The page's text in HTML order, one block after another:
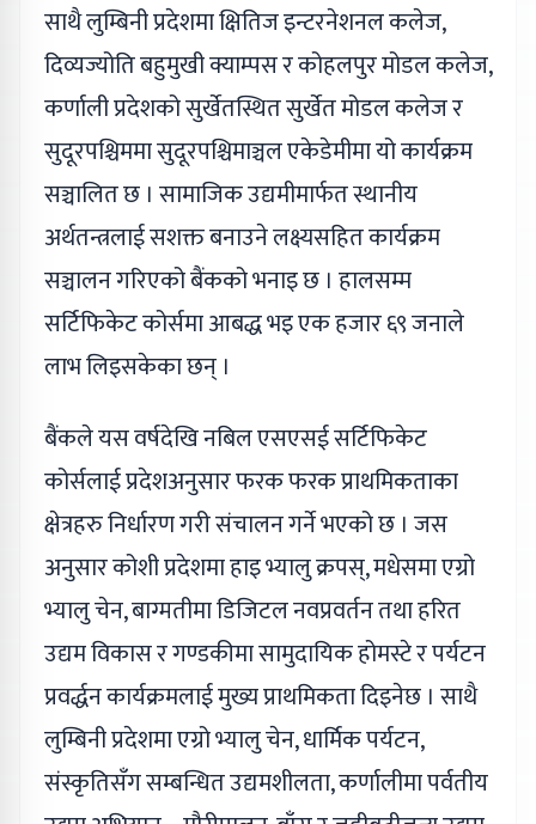
साथै लुम्बिनी प्रदेशमा क्षितिज इन्टरनेशनल कलेज,
दिव्यज्योति बहुमुखी क्याम्पस र कोहलपुर मोडल कलेज,
कर्णाली प्रदेशको सुर्खेतस्थित सुर्खेत मोडल कलेज र
सुदूरपश्चिममा सुदूरपश्चिमाञ्चल एकेडेमीमा यो कार्यक्रम
सञ्चालित छ । सामाजिक उद्यमीमार्फत स्थानीय
अर्थतन्त्रलाई सशक्त बनाउने लक्ष्यसहित कार्यक्रम
सञ्चालन गरिएको बैंकको भनाइ छ । हालसम्म
सर्टिफिकेट कोर्समा आबद्ध भइ एक हजार ६९ जनाले
लाभ लिइसकेका छन् ।
बैंकले यस वर्षदेखि नबिल एसएसई सर्टिफिकेट
कोर्सलाई प्रदेशअनुसार फरक फरक प्राथमिकताका
क्षेत्रहरु निर्धारण गरी संचालन गर्ने भएको छ । जस
अनुसार कोशी प्रदेशमा हाइ भ्यालु क्रपस्, मधेसमा एग्रो
भ्यालु चेन, बाग्मतीमा डिजिटल नवप्रवर्तन तथा हरित
उद्यम विकास र गण्डकीमा सामुदायिक होमस्टे र पर्यटन
प्रवर्द्धन कार्यक्रमलाई मुख्य प्राथमिकता दिइनेछ । साथै
लुम्बिनी प्रदेशमा एग्रो भ्यालु चेन, धार्मिक पर्यटन,
संस्कृतिसँग सम्बन्धित उद्यमशीलता, कर्णालीमा पर्वतीय